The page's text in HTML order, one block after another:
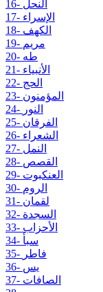
16- النحل
17- الإسراء
18- الكهف
19- مريم
20- طه
21- الأنبياء
22- الحج
23- المؤمنون
24- النور
25- الفرقان
26- الشعراء
27- النمل
28- القصص
29- العنكبوت
30- الروم
31- لقمان
32- السجدة
33- الأحزاب
34- سبأ
35- فاطر
36- يس
37- الصافات